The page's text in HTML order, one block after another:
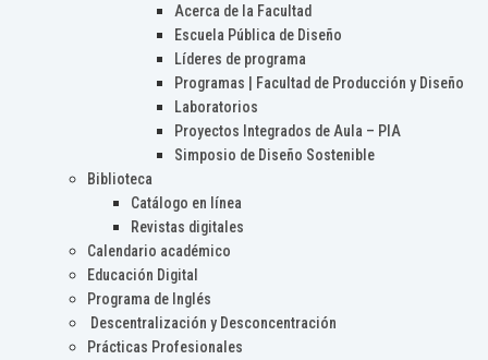
Acerca de la Facultad
Escuela Pública de Diseño
Líderes de programa
Programas | Facultad de Producción y Diseño
Laboratorios
Proyectos Integrados de Aula – PIA
Simposio de Diseño Sostenible
Biblioteca
Catálogo en línea
Revistas digitales
Calendario académico
Educación Digital
Programa de Inglés
Descentralización y Desconcentración
Prácticas Profesionales